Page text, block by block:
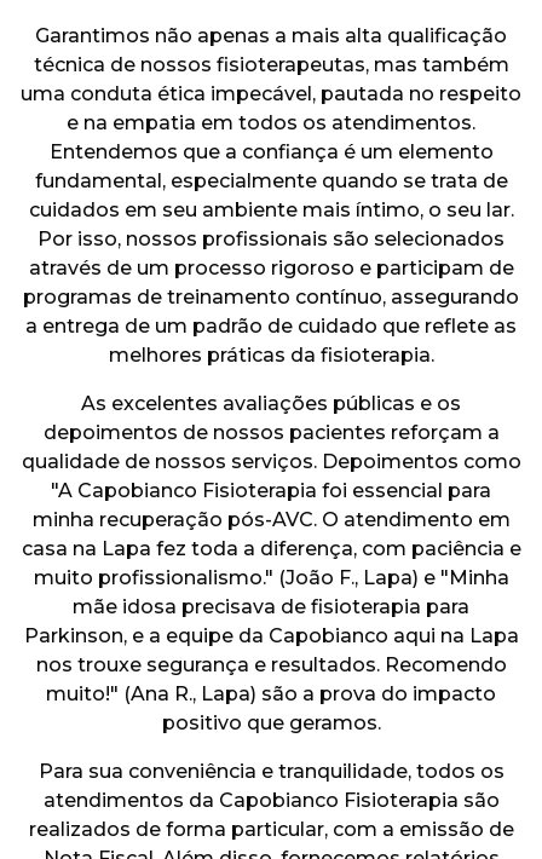
Garantimos não apenas a mais alta qualificação
técnica de nossos fisioterapeutas, mas também
uma conduta ética impecável, pautada no respeito
e na empatia em todos os atendimentos.
Entendemos que a confiança é um elemento
fundamental, especialmente quando se trata de
cuidados em seu ambiente mais íntimo, o seu lar.
Por isso, nossos profissionais são selecionados
através de um processo rigoroso e participam de
programas de treinamento contínuo, assegurando
a entrega de um padrão de cuidado que reflete as
melhores práticas da fisioterapia.
As excelentes avaliações públicas e os
depoimentos de nossos pacientes reforçam a
qualidade de nossos serviços. Depoimentos como
"A Capobianco Fisioterapia foi essencial para
minha recuperação pós-AVC. O atendimento em
casa na Lapa fez toda a diferença, com paciência e
muito profissionalismo." (João F., Lapa) e "Minha
mãe idosa precisava de fisioterapia para
Parkinson, e a equipe da Capobianco aqui na Lapa
nos trouxe segurança e resultados. Recomendo
muito!" (Ana R., Lapa) são a prova do impacto
positivo que geramos.
Para sua conveniência e tranquilidade, todos os
atendimentos da Capobianco Fisioterapia são
realizados de forma particular, com a emissão de